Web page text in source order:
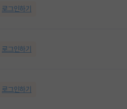
로그인하기
로그인하기
로그인하기